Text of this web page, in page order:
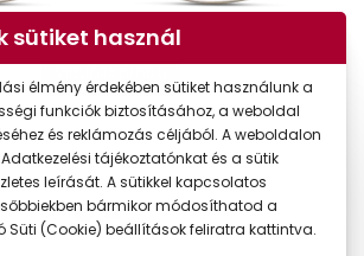
sütiket használ
élmény érdekében sütiket használunk a
funkciók biztosításához, a weboldal
és reklámozás céljából. A weboldalon
tájékoztatónkat és a sütik
leírását. A sütikkel kapcsolatos
bármikor módosíthatod a
(Cookie) beállítások feliratra kattintva.